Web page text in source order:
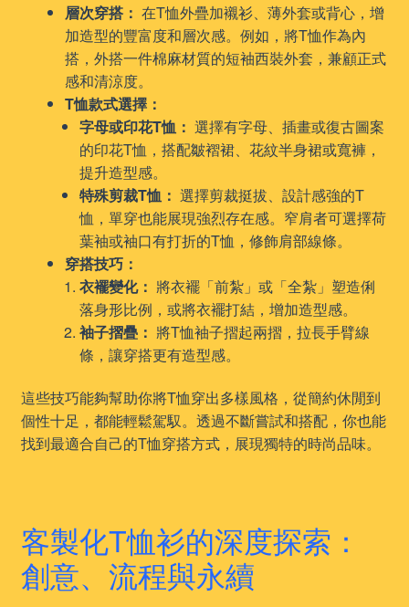
層次穿搭： 在T恤外疊加襯衫、薄外套或背心，增
加造型的豐富度和層次感。例如，將T恤作為內
搭，外搭一件棉麻材質的短袖西裝外套，兼顧正式
感和清涼度。
T恤款式選擇：
字母或印花T恤： 選擇有字母、插畫或復古圖案
的印花T恤，搭配皺褶裙、花紋半身裙或寬褲，
提升造型感。
特殊剪裁T恤： 選擇剪裁挺拔、設計感強的T
恤，單穿也能展現強烈存在感。窄肩者可選擇荷
葉袖或袖口有打折的T恤，修飾肩部線條。
穿搭技巧：
衣襬變化： 將衣襬「前紮」或「全紮」塑造俐
落身形比例，或將衣襬打結，增加造型感。
袖子摺疊： 將T恤袖子摺起兩摺，拉長手臂線
條，讓穿搭更有造型感。
這些技巧能夠幫助你將T恤穿出多樣風格，從簡約休閒到
個性十足，都能輕鬆駕馭。透過不斷嘗試和搭配，你也能
找到最適合自己的T恤穿搭方式，展現獨特的時尚品味。
客製化T恤衫的深度探索：
創意、流程與永續